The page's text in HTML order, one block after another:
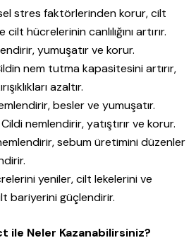
stres faktörlerinden korur, cilt
hücrelerinin canlılığını artırır.
yumuşatır ve korur.
nem tutma kapasitesini artırır,
azaltır.
besler ve yumuşatır.
Cildi nemlendirir, yatıştırır ve korur.
sebum üretimini düzenler
yeniler, cilt lekelerini ve
bariyerini güçlendirir.
ile Neler Kazanabilirsiniz?